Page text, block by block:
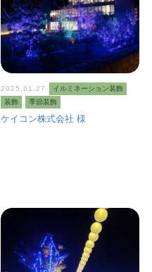
ケイコン株式会社 様
2025.01.27
イルミネーション装飾
装飾
季節装飾